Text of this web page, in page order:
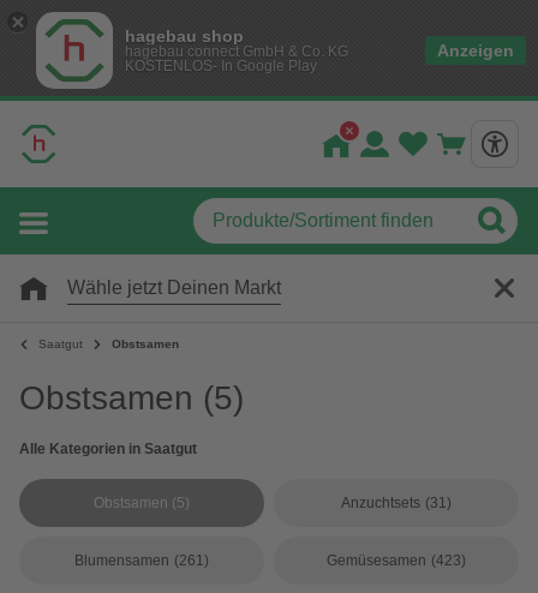
hagebau shop
hagebau connect GmbH & Co. KG
KOSTENLOS- In Google Play
Anzeigen
Wähle jetzt Deinen Markt
Saatgut Obstsamen
Obstsamen (5)
Alle Kategorien in Saatgut
Obstsamen (5) Anzuchtsets (31)
Blumensamen (261) Gemüsesamen (423)